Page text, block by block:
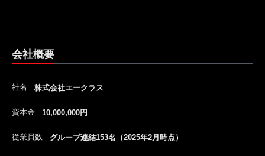
会社概要
社名 株式会社エークラス
資本金 10,000,000円
従業員数 グループ連結153名（2025年2月時点）